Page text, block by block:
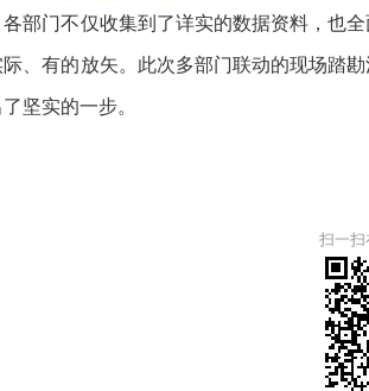
门不仅收集到了详实的数据资料，也
、有的放矢。此次多部门联动的现场踏
坚实的一步。
扫一